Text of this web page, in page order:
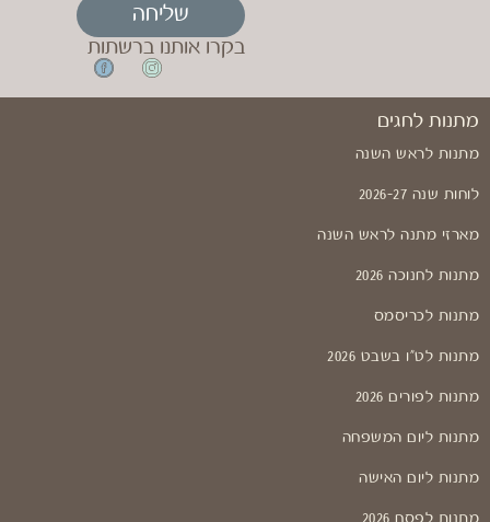
שליחה
בקרו אותנו ברשתות
מתנות לחגים
מתנות לראש השנה
לוחות שנה 2026-27
מארזי מתנה לראש השנה
מתנות לחנוכה 2026
מתנות לכריסמס
מתנות לט"ו בשבט 2026
מתנות לפורים 2026
מתנות ליום המשפחה
מתנות ליום האישה
מתנות לפסח 2026